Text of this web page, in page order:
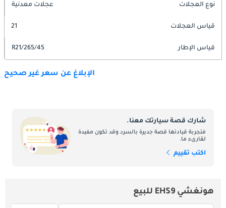
نوع العجلات عجلات معدنية
قياس العجلات 21
قياس الإطار 265/45/R21
الإبلاغ عن سعر غير صحيح
شارك قصة سيارتك معنا.
فتجربة قيادتها قصة جديرة بالسرد وقد تكون مفيدة
لقارىء ما.
اكتب تقييم
هونغشي EHS9 للبيع